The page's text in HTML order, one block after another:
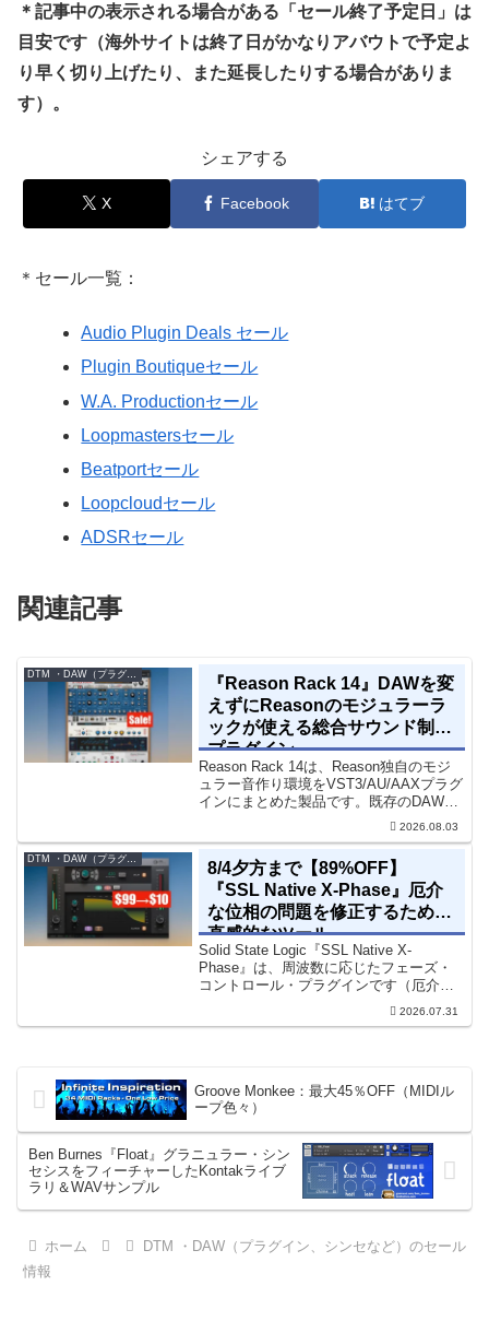
＊記事中の表示される場合がある「セール終了予定日」は
目安です（海外サイトは終了日がかなりアバウトで予定よ
り早く切り上げたり、また延長したりする場合がありま
す）。
シェアする
X Facebook はてブ
＊セール一覧：
Audio Plugin Deals セール
Plugin Boutiqueセール
W.A. Productionセール
Loopmastersセール
Beatportセール
Loopcloudセール
ADSRセール
関連記事
DTM ・DAW（プラグイン、シンセなど）のセール情報
『Reason Rack 14』DAWを変
えずにReasonのモジュラーラ
ックが使える総合サウンド制作
プラグイン
Reason Rack 14は、Reason独自のモジ
ュラー音作り環境をVST3/AU/AAXプラグ
インにまとめた製品です。既存のDAWを
乗り換えることなく、68種類のシンセや
2026.08.03
8/4夕方まで【89%OFF】
『SSL Native X-Phase』厄介
な位相の問題を修正するための
直感的なツール
Solid State Logic『SSL Native X-
Phase』は、周波数に応じたフェーズ・
コントロール・プラグインです（厄介な
位相の問題を修正するための直感的なツ
ールです）。特定の周波数で位相をシフ
2026.07.31
Groove Monkee：最大45％OFF（MIDIル
ープ色々）
Ben Burnes『Float』グラニュラー・シン
セシスをフィーチャーしたKontakライブ
ラリ＆WAVサンプル
ホーム
DTM ・DAW（プラグイン、シンセなど）のセール
情報